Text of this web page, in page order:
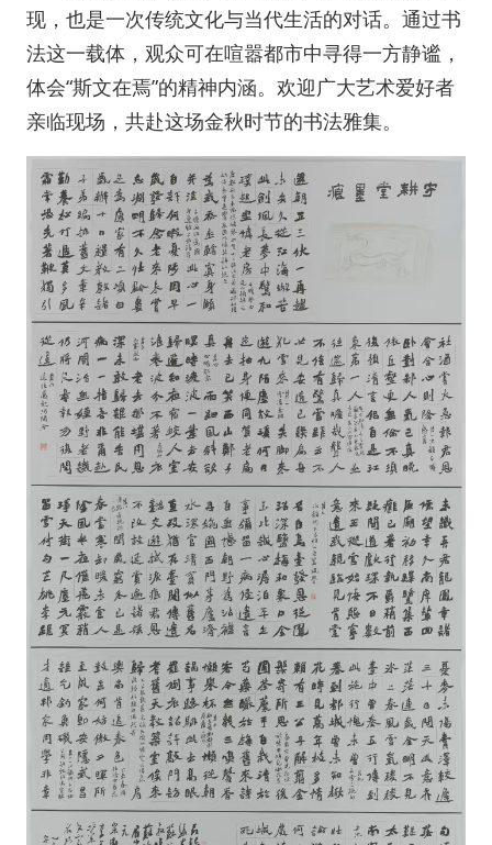
现，也是一次传统文化与当代生活的对话。通过书
法这一载体，观众可在喧嚣都市中寻得一方静谧，
体会“斯文在焉”的精神内涵。欢迎广大艺术爱好者
亲临现场，共赴这场金秋时节的书法雅集。